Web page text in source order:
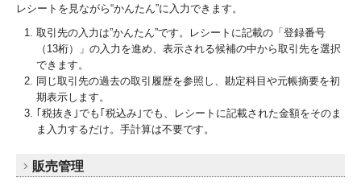
レシートを見ながら“かんたん”に入力できます。
取引先の入力は”かんたん”です。レシートに記載の「登録番号
（13桁）」の入力を進め、表示される候補の中から取引先を選択
できます。
同じ取引先の過去の取引履歴を参照し、勘定科目や元帳摘要を初
期表示します。
｢税抜き｣でも｢税込み｣でも、レシートに記載された金額をそのま
ま入力するだけ。手計算は不要です。
販売管理